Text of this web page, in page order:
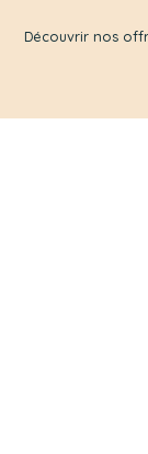
Découvrir nos